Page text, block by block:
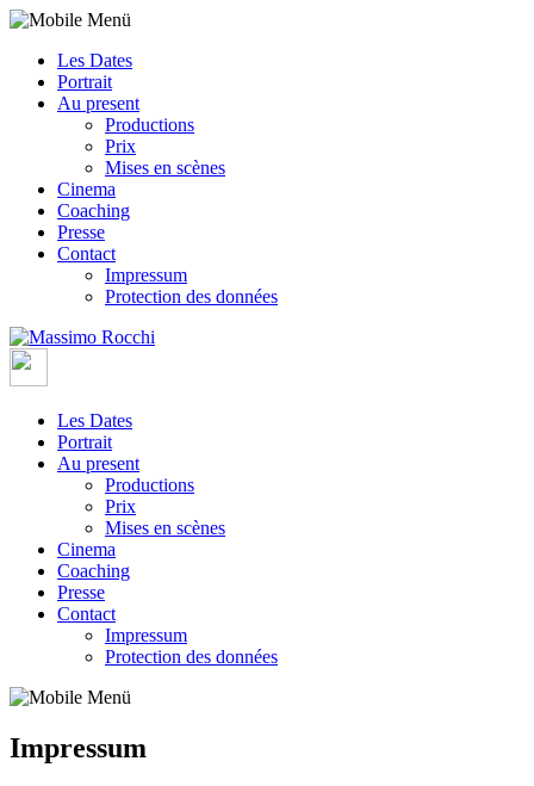
Les Dates
Portrait
Au present
Productions
Prix
Mises en scènes
Cinema
Coaching
Presse
Contact
Impressum
Protection des données
Les Dates
Portrait
Au present
Productions
Prix
Mises en scènes
Cinema
Coaching
Presse
Contact
Impressum
Protection des données
Impressum